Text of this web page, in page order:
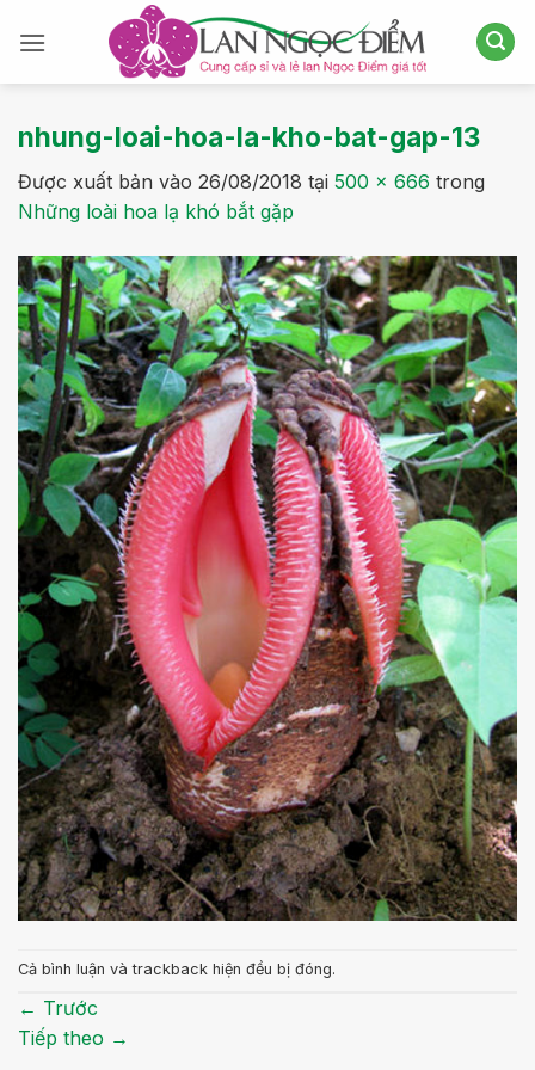
qua
nhung-loai-hoa-la-kho-bat-gap-13
Được xuất bản vào 26/08/2018 tại 500 × 666 trong
Những loài hoa lạ khó bắt gặp
Cả bình luận và trackback hiện đều bị đóng.
← Trước
Tiếp theo →